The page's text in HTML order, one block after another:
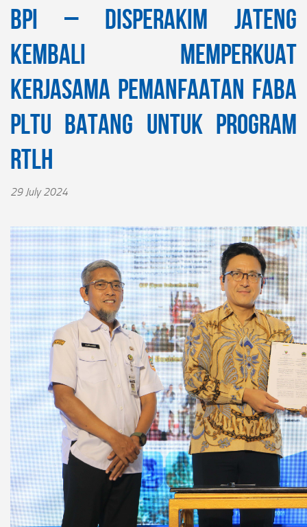
BPI – Disperakim Jateng
Kembali Memperkuat
Kerjasama Pemanfaatan FABA
PLTU Batang untuk Program
RTLH
29 July 2024